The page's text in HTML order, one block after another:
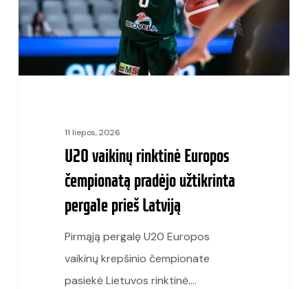
pradėjo
užtikrinta
pergale
prieš
11 liepos, 2026
U20 vaikinų rinktinė Europos
čempionatą pradėjo užtikrinta
pergale prieš Latviją
Pirmąją pergalę U20 Europos
vaikinų krepšinio čempionate
pasiekė Lietuvos rinktinė.…